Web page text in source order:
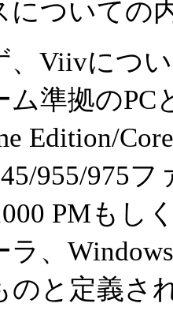
についての
Viivにつ
ム準拠のPC
Edition/
955/975
PMもし
ラ、
のと定義さ